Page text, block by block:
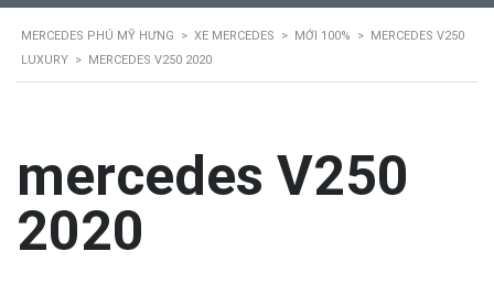
MERCEDES PHÚ MỸ HƯNG > XE MERCEDES > MỚI 100% >
MERCEDES V250
LUXURY > MERCEDES V250 2020
mercedes V250
2020